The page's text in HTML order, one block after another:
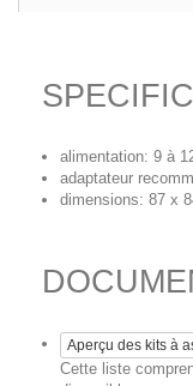
alimentation: 9 à
adaptateur
dimensions: 87 x
Aperçu des kits à
Cette liste